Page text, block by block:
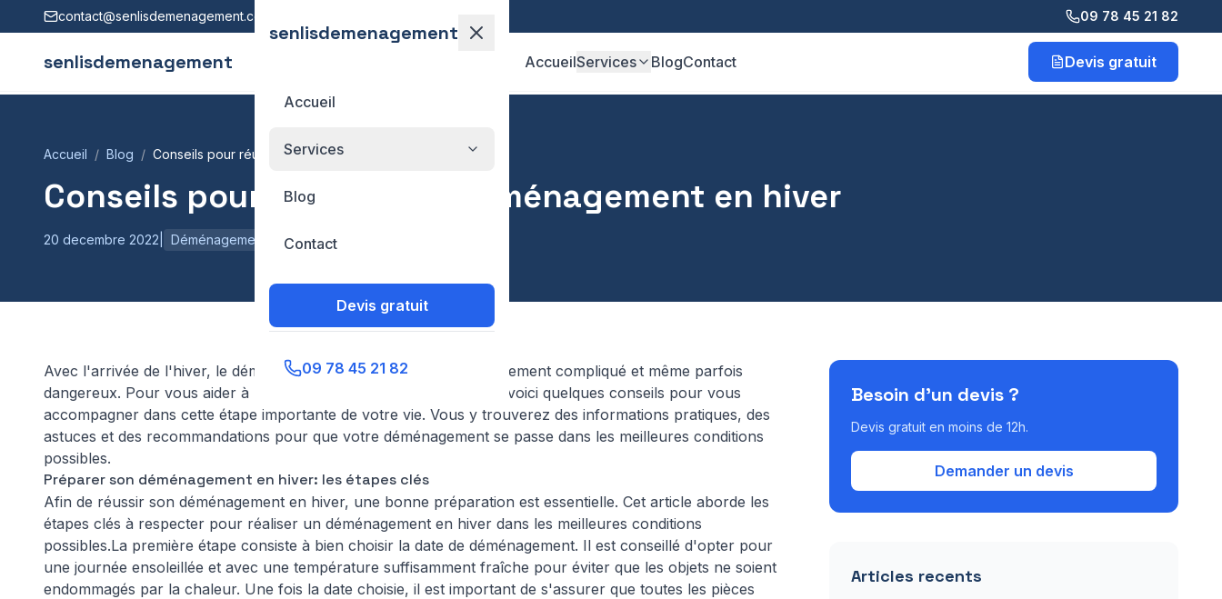
contact@senlisdemenagement.com 09 78 45 21 82
senlisdemenagement AccueilServices BlogContact Devis gratuit
senlisdemenagement
Accueil
Services
Blog
Contact
Devis gratuit
09 78 45 21 82
Accueil Blog Conseils pour réussir son déménagement en hiver
Conseils pour réussir son déménagement en hiver
20 decembre 2022 Déménagement
Avec l'arrivée de l'hiver, le déménagementpeut s'avérer particulièrement compliqué et même parfois
dangereux. Pour vous aider à réussir votre projet sans encombre, voici quelques conseils pour vous
accompagner dans cette étape importante de votre vie. Vous y trouverez des informations pratiques, des
astuces et des recommandations pour que votre déménagement se passe dans les meilleures conditions
possibles.
Préparer son déménagement en hiver: les étapes clés
Afin de réussir son déménagement en hiver, une bonne préparation est essentielle. Cet article aborde les
étapes clés à respecter pour réaliser un déménagement en hiver dans les meilleures conditions
possibles.La première étape consiste à bien choisir la date de déménagement. Il est conseillé d'opter pour
une journée ensoleillée et avec une température suffisamment fraîche pour éviter que les objets ne soient
endommagés par la chaleur. Une fois la date choisie, il est important de s'assurer que toutes les pièces
Besoin d'un devis ?
Devis gratuit en moins de 12h.
Demander un devis
Articles recents